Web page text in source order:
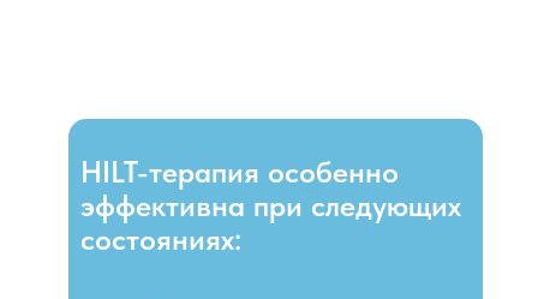
HILT-терапия особенно
эффективна при следующих
состояниях: